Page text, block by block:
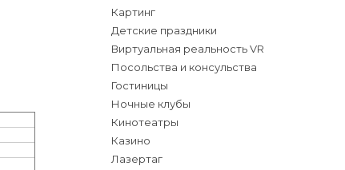
Картинг
Детские праздники
Виртуальная реальность VR
Посольства и консульства
Гостиницы
Ночные клубы
Кинотеатры
Казино
Лазертаг